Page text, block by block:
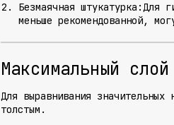
Безмаячная штукатурка:Для
меньше рекомендованной,
Максимальный
Для выравнивания значительных
толстым.